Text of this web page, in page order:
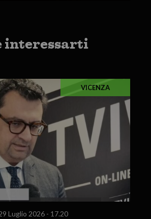
interessarti
VICENZA
Luglio 2026 - 17.20